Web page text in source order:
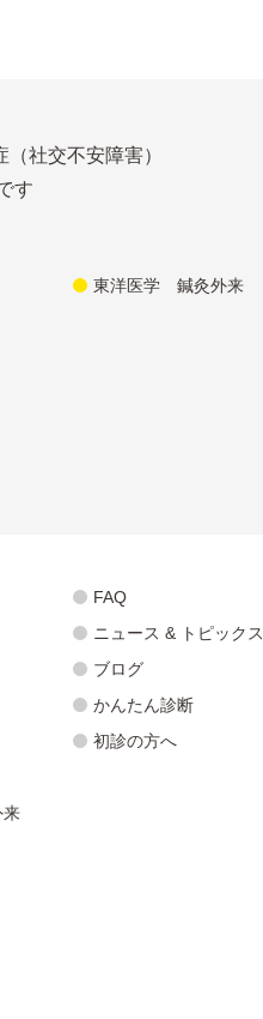
社交不安障害）
す
東洋医学 鍼灸外来
来
FAQ
ニュース & トピックス
ブログ
かんたん診断
初診の方へ